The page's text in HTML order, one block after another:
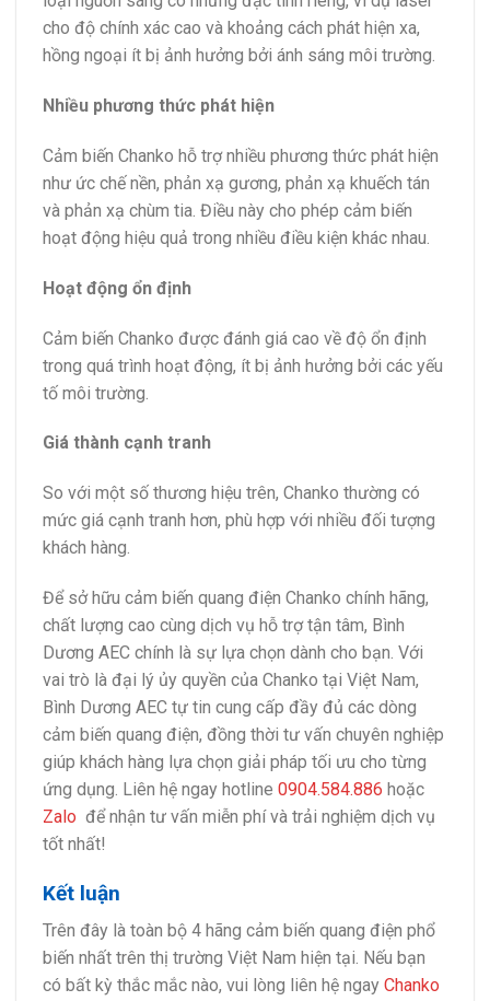
cho độ chính xác cao và khoảng cách phát hiện xa,
hồng ngoại ít bị ảnh hưởng bởi ánh sáng môi trường.
Nhiều phương thức phát hiện
Cảm biến Chanko hỗ trợ nhiều phương thức phát hiện
như ức chế nền, phản xạ gương, phản xạ khuếch tán
và phản xạ chùm tia. Điều này cho phép cảm biến
hoạt động hiệu quả trong nhiều điều kiện khác nhau.
Hoạt động ổn định
Cảm biến Chanko được đánh giá cao về độ ổn định
trong quá trình hoạt động, ít bị ảnh hưởng bởi các yếu
tố môi trường.
Giá thành cạnh tranh
So với một số thương hiệu trên, Chanko thường có
mức giá cạnh tranh hơn, phù hợp với nhiều đối tượng
khách hàng.
Để sở hữu cảm biến quang điện Chanko chính hãng,
chất lượng cao cùng dịch vụ hỗ trợ tận tâm, Bình
Dương AEC chính là sự lựa chọn dành cho bạn. Với
vai trò là đại lý ủy quyền của Chanko tại Việt Nam,
Bình Dương AEC tự tin cung cấp đầy đủ các dòng
cảm biến quang điện, đồng thời tư vấn chuyên nghiệp
giúp khách hàng lựa chọn giải pháp tối ưu cho từng
ứng dụng. Liên hệ ngay hotline 0904.584.886 hoặc
Zalo để nhận tư vấn miễn phí và trải nghiệm dịch vụ
tốt nhất!
Kết luận
Trên đây là toàn bộ 4 hãng cảm biến quang điện phổ
biến nhất trên thị trường Việt Nam hiện tại. Nếu bạn
có bất kỳ thắc mắc nào, vui lòng liên hệ ngay Chanko